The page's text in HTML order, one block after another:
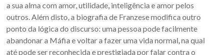
a sua alma com amor, utilidade, inteligência e amor pelos
outros. Além disto, a biografia de Franzese modifica outro
ponto da lógica do discurso: uma pessoa pode facilmente
abandonar a Máfia e voltar a fazer uma vida normal, na qual
até pode ser reconhecida e prestigiada por falar contra o